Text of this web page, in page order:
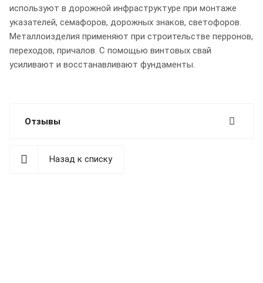
используют в дорожной инфраструктуре при монтаже
указателей, семафоров, дорожных знаков, светофоров.
Металлоизделия применяют при строительстве перронов,
переходов, причалов. С помощью винтовых свай
усиливают и восстанавливают фундаменты.
Отзывы
Назад к списку